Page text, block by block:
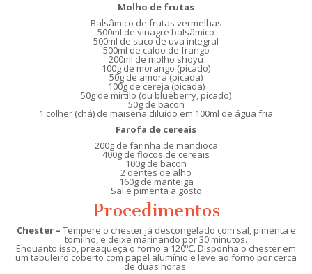
Molho de frutas
Balsâmico de frutas vermelhas
500ml de vinagre balsâmico
500ml de suco de uva integral
500ml de caldo de frango
200ml de molho shoyu
100g de morango (picado)
50g de amora (picada)
100g de cereja (picada)
50g de mirtilo (ou blueberry, picado)
50g de bacon
1 colher (chá) de maisena diluído em 100ml de água fria
Farofa de cereais
200g de farinha de mandioca
400g de flocos de cereais
100g de bacon
2 dentes de alho
160g de manteiga
Sal e pimenta a gosto
Procedimentos
Chester – Tempere o chester já descongelado com sal, pimenta e
tomilho, e deixe marinando por 30 minutos.
Enquanto isso, preaqueça o forno a 120ºC. Disponha o chester em
um tabuleiro coberto com papel alumínio e leve ao forno por cerca
de duas horas.